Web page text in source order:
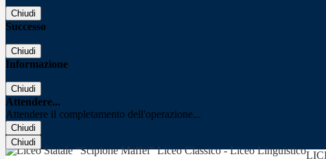
Chiudi
Successo
Chiudi
Informazione
Chiudi
Attendere...
Attendere il completamento dell'operazione...
Chiudi
Chiudi